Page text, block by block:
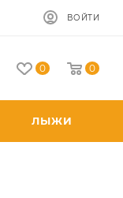
ВОЙТИ
0 0
ЛЫЖИ